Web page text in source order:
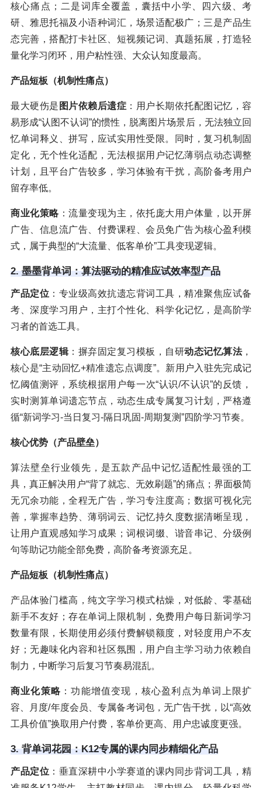
核心痛点；二是词库全覆盖，囊括中小学、四六级、考
研、雅思托福及小语种词汇，场景适配极广；三是产品生
态完善，搭配打卡社区、短视频记词、真题拓展，打造轻
量化学习闭环，用户粘性强、大众认知度最高。
产品短板（机制性痛点）
最大硬伤是 图片依赖后遗症 ：用户长期依托配图记忆，容
易形成“认图不认词”的惯性，脱离图片场景后，无法独立回
忆单词释义、拼写，应试实用性受限。同时，复习机制固
定化，无个性化适配，无法根据用户记忆薄弱点动态调整
计划，且平台广告较多，学习体验有干扰，高阶备考用户
留存率低。
商业化策略：流量变现为主，依托庞大用户体量，以开屏
广告、信息流广告、付费课程、会员免广告为核心盈利模
式，属于典型的“大流量、低客单价”工具变现逻辑。
2. 墨墨背单词：算法驱动的精准应试效率型产品
产品定位 ：专业级高效抗遗忘背词工具，精准聚焦应试备
考、深度学习用户，主打个性化、科学化记忆，是高阶学
习者的首选工具。
核心底层逻辑：摒弃固定复习模板，自研动态记忆算法，
核心是“主动回忆+精准遗忘点调度”。新用户入驻先完成记
忆阈值测评，系统根据用户每一次“认识/不认识”的反馈，
实时测算单词遗忘节点，动态生成专属复习计划，严格遵
循“新词学习-当日复习-隔日巩固-周期复测”四阶学习节奏。
核心优势（产品壁垒）
算法壁垒行业领先，是五款产品中记忆适配性最强的工
具，真正解决用户“背了就忘、无效刷题”的痛点；界面极简
无冗余功能，全程无广告，学习专注度高；数据可视化完
善，掌握率趋势、薄弱词云、记忆持久度数据清晰呈现，
让用户直观感知学习成果；词根词缀、谐音串记、分级例
句等助记功能全部免费，高阶备考资源充足。
产品短板（机制性痛点）
产品体验门槛高，纯文字学习模式枯燥，对低龄、零基础
新手不友好；存在单词上限机制，免费用户每日新词学习
数量有限，长期使用必须付费解锁额度，对轻度用户不友
好；无趣味化内容和社区氛围，用户自主学习动力依赖自
制力，中断学习后复习节奏易混乱。
商业化策略 ：功能增值变现，核心盈利点为单词上限扩
容、月度/年度会员、专属备考词包，无广告干扰，以“高效
工具价值”换取用户付费，客单价更高、用户忠诚度更强。
3. 背单词花园：K12专属的课内同步精细化产品
产品定位 ：垂直深耕中小学赛道的课内同步背词工具，精